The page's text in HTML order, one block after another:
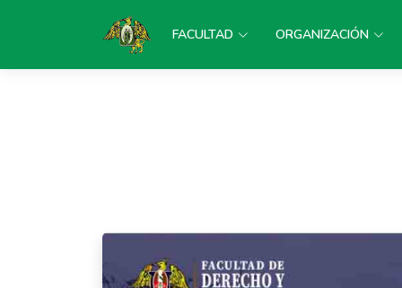
FACULTAD ORGANIZACIÓN